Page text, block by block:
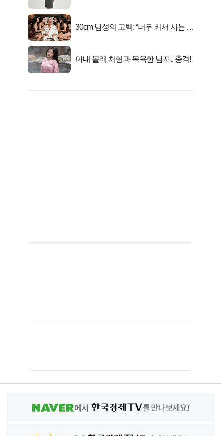
30cm 남성의 고백: “너무 커서 사는 게
아내 몰래 처형과 목욕한 남자.. 충격!